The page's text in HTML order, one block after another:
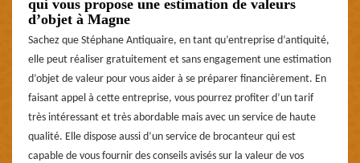
qui vous propose une estimation de valeurs
d’objet à Magne
Sachez que Stéphane Antiquaire, en tant qu’entreprise d’antiquité,
elle peut réaliser gratuitement et sans engagement une estimation
d’objet de valeur pour vous aider à se préparer financièrement. En
faisant appel à cette entreprise, vous pourrez profiter d’un tarif
très intéressant et très abordable mais avec un service de haute
qualité. Elle dispose aussi d’un service de brocanteur qui est
capable de vous fournir des conseils avisés sur la valeur de vos